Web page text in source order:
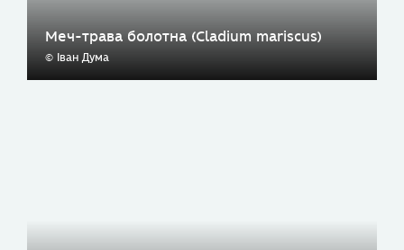
Меч-трава болотна (Cladium mariscus)
© Іван Дума